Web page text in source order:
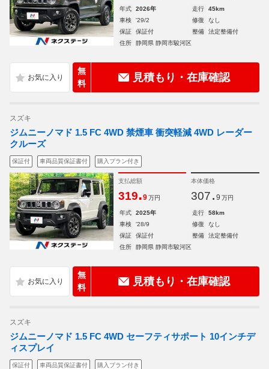
年式 2026年 走行
45km
車検
'29/2 修復
なし
保証
保証付 整備
法定整備付
住所
静岡県 静岡市駿河区
無
料
見積もり・在庫確認
スズキ
ジムニーノマド 1.5 FC 4WD 禁煙車 衝突軽減 4WD レーダー
クルーズ
保証付 車両品質保証書付 購入プラン付き
支払総額
319.9 万円
本体価格
307. 9 万円
年式 2025年 走行
58km
車検
'28/9 修復
なし
保証
保証付 整備
法定整備付
住所
静岡県 静岡市駿河区
無
料
見積もり・在庫確認
スズキ
ジムニーノマド 1.5 FC 4WD セーフティサポート 10インチデ
ィスプレイ
保証付 車両品質保証書付 購入プラン付き